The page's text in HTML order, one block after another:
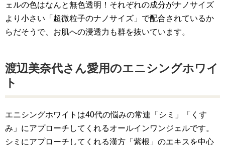
ェルの色はなんと無色透明！それぞれの成分がナノサイズ
より小さい「超微粒子のナノサイズ」で配合されているか
らだそうで、お肌への浸透力も群を抜いています。
渡辺美奈代さん愛用のエニシングホワイ
ト
エニシングホワイトは40代の悩みの常連「シミ」「くす
み」にアプローチしてくれるオールインワンジェルです。
シミにアプローチしてくれる漢方「紫根」のエキスを中心